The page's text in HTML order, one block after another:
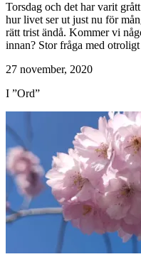
Torsdag och det har varit
hur livet ser ut just nu för
rätt trist ändå. Kommer vi
innan? Stor fråga med
27 november, 2020
I ”Ord”